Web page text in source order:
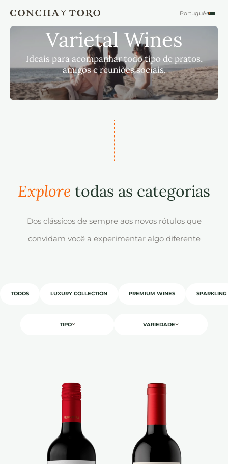
Português
Español
Varietal Wines
Ideais para acompanhar todo tipo de pratos,
amigos e reuniões sociais.
Explore todas as categorias
Dos clássicos de sempre aos novos rótulos que
convidam você a experimentar algo diferente
TODOS LUXURY COLLECTION PREMIUM WINES SPARKLING
TIPO VARIEDADE